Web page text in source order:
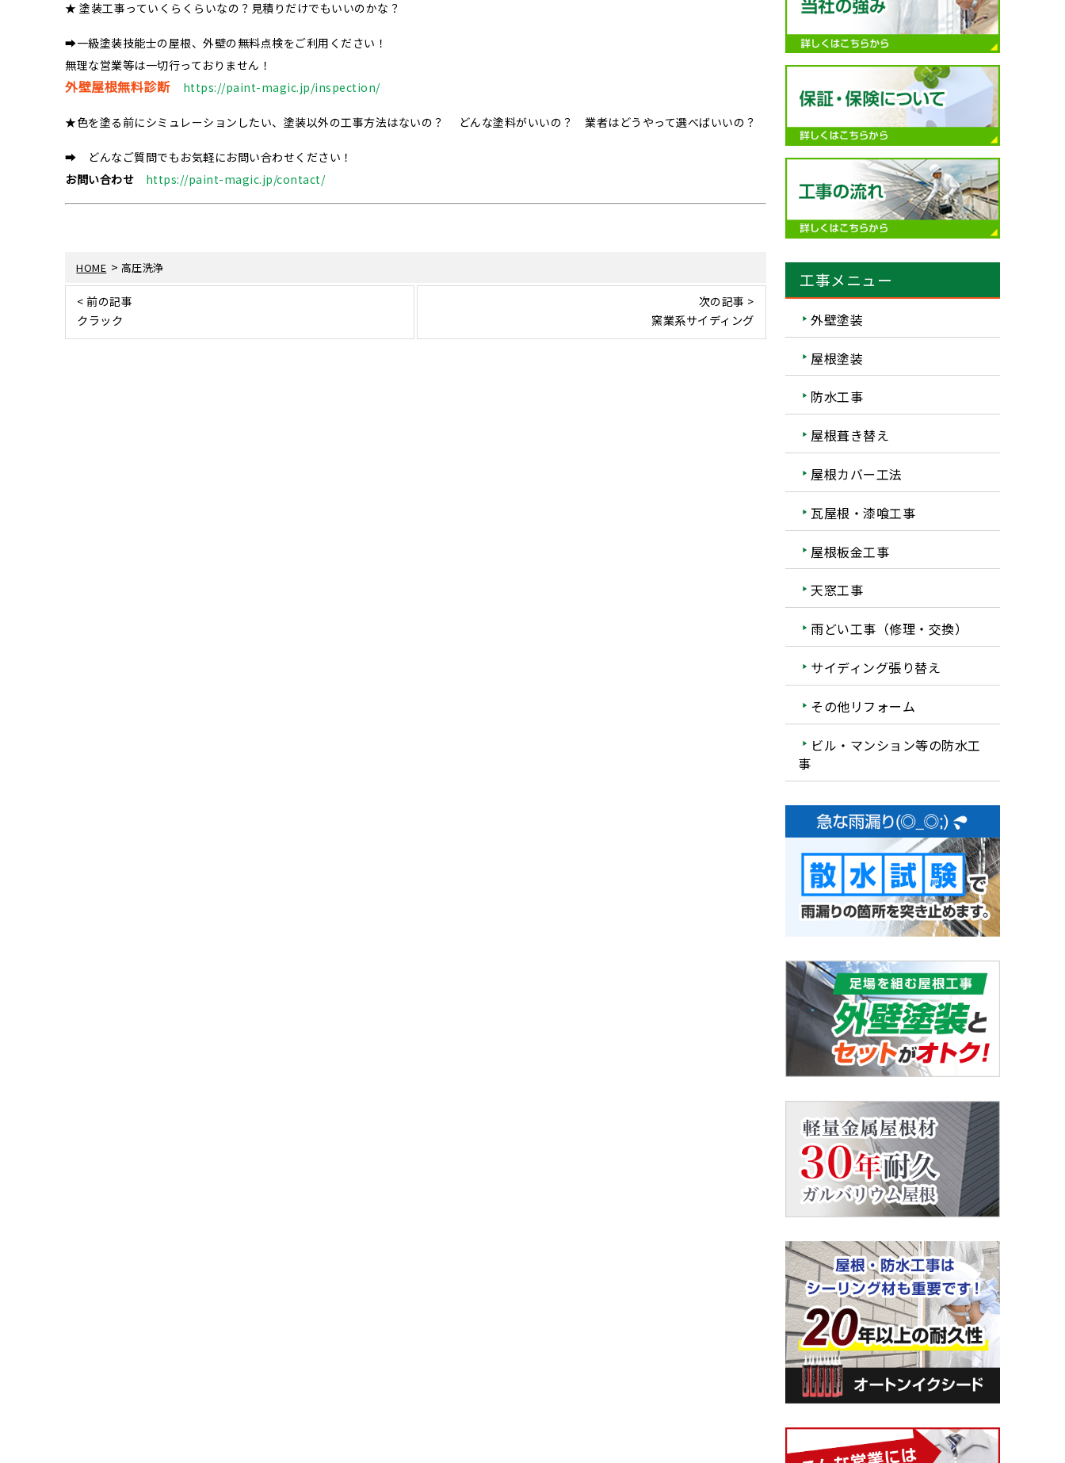
★ 塗装工事っていくらくらいなの？見積りだけでもいいのかな？
➡一級塗装技能士の屋根、外壁の無料点検をご利用ください！
無理な営業等は一切行っておりません！
外壁屋根無料診断 https://paint-magic.jp/inspection/
★色を塗る前にシミュレーションしたい、塗装以外の工事方法はないの？ どんな塗料がいいの？ 業者はどうやって選べばいいの？
➡ どんなご質問でもお気軽にお問い合わせください！
お問い合わせ
https://paint-magic.jp/contact/
HOME > 高圧洗浄
< 前の記事
クラック
次の記事 >
窯業系サイディング
工事メニュー
外壁塗装
屋根塗装
防水工事
屋根葺き替え
屋根カバー工法
瓦屋根・漆喰工事
屋根板金工事
天窓工事
雨どい工事（修理・交換）
サイディング張り替え
その他リフォーム
ビル・マンション等の防水工
事